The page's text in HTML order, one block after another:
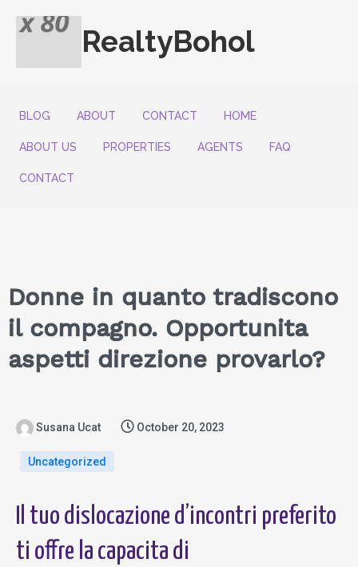
RealtyBohol
BLOG ABOUT CONTACT HOME
ABOUT US PROPERTIES AGENTS FAQ
CONTACT
Donne in quanto tradiscono
il compagno. Opportunita
aspetti direzione provarlo?
Susana Ucat October 20, 2023
Uncategorized
Il tuo dislocazione d’incontri preferito
ti offre la capacita di